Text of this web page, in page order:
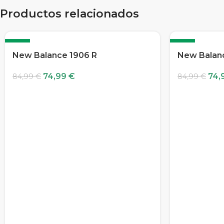
Productos relacionados
-12%
New Balance 1906 R
84,99€ 74,99 €
-12%
New
84,99€